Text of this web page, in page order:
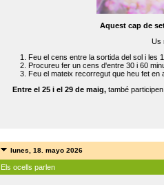
Aquest cap de
Us
Feu el cens entre la sortida del sol i les
Procureu fer un cens d'entre 30 i 60
Feu el mateix recorregut que heu fet en
Entre el 25 i el 29 de maig, també
lunes, 18. mayo 2026
Els ocells parlen